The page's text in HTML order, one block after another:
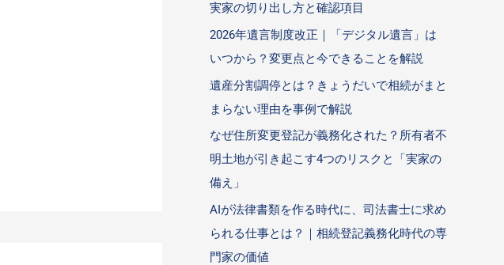
実家の切り出し方と確認項目
2026年遺言制度改正｜「デジタル遺言」は
いつから？変更点と今できることを解説
遺産分割調停とは？きょうだいで相続がまと
まらない理由を事例で解説
なぜ住所変更登記が義務化された？所有者不
明土地が引き起こす4つのリスクと「実家の
備え」
AIが法律書類を作る時代に、司法書士に求め
られる仕事とは？｜相続登記義務化時代の専
門家の価値